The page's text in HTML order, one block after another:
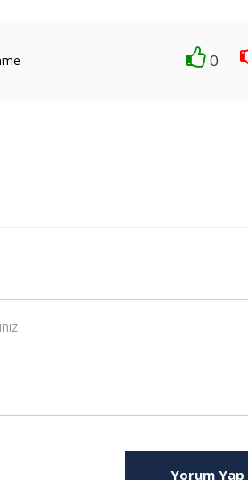
0
Yorum Yap